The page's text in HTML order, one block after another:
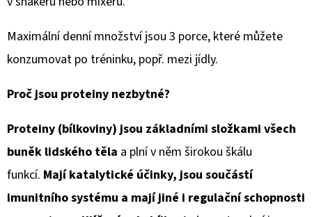
Maximální denní množství jsou 3 porce, které můžete
konzumovat po tréninku, popř. mezi jídly.
Proč jsou proteiny nezbytné?
Proteiny (bílkoviny) jsou základními složkami všech
buněk lidského těla a plní v něm širokou škálu
funkcí. Mají katalytické účinky, jsou součástí
imunitního systému a mají jiné i regulační schopnosti